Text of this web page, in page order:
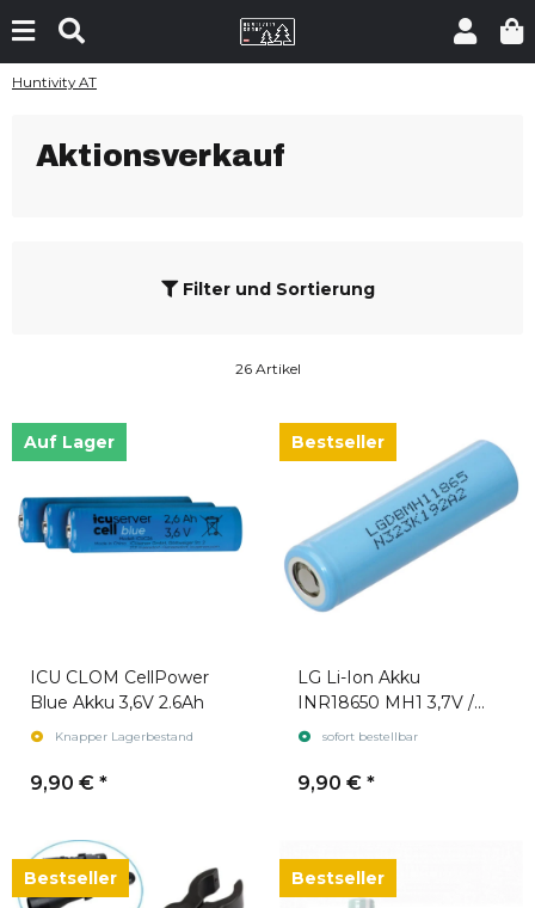
Huntivity AT
Aktionsverkauf
Filter und Sortierung
26 Artikel
Auf Lager
ICU CLOM CellPower
Blue Akku 3,6V 2.6Ah
Knapper Lagerbestand
9,90 € *
Bestseller
LG Li-Ion Akku
INR18650 MH1 3,7V /
3200mAh geeignet für
sofort bestellbar
9,90 € *
Bestseller Bestseller